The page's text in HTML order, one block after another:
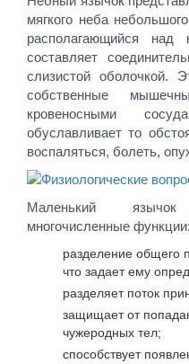
мягкого неба
располагающийся
составляет
слизистой оболочкой.
собственные
кровеносными
обуславливает то
воспаляться, болеть,
Маленький
многочисленные функции:
разделение общего
что задает ему
разделяет поток
защищает от
чужеродных тел;
способствует